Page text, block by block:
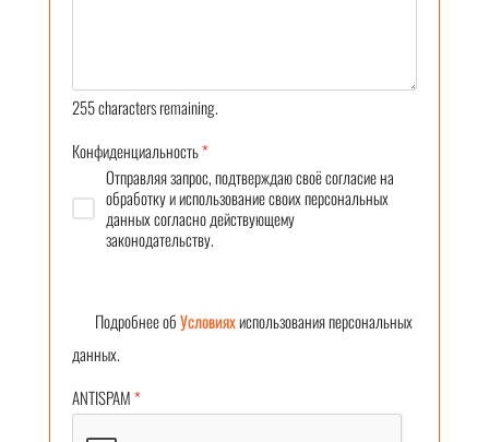
255characters remaining.
Конфиденциальность*
Отправляя запрос, подтверждаю своё согласие на
обработку и использование своих персональных
данных согласно действующему
законодательству.
Подробнее обУсловияхиспользования персональных
данных.
ANTISPAM*